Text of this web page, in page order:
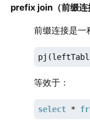
prefix join（前缀连
前缀连接是一
等效于：
select *